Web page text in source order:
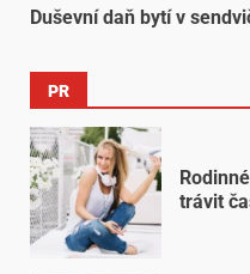
Duševní daň bytí v
PR
trávit